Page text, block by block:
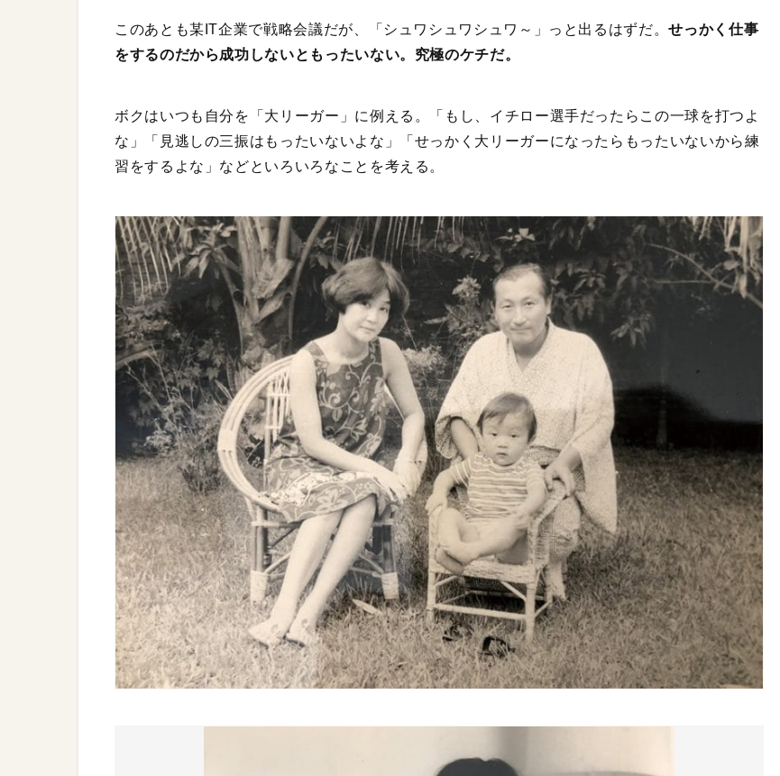
このあとも某IT企業で戦略会議だが、「シュワシュワシュワ～」っと出るはずだ。せっかく仕事
をするのだから成功しないともったいない。究極のケチだ。
ボクはいつも自分を「大リーガー」に例える。「もし、イチロー選手だったらこの一球を打つよ
な」「見逃しの三振はもったいないよな」「せっかく大リーガーになったらもったいないから練
習をするよな」などといろいろなことを考える。